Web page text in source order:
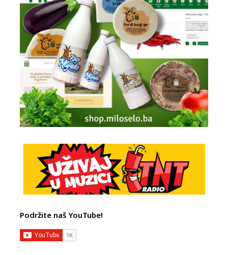
Podržite naš YouTube!